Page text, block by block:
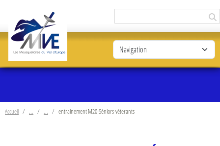
Accueil entrainement M20-Séniors-véterants